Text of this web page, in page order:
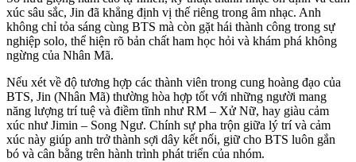
xúc sâu sắc, Jin đã khẳng định vị thế riêng trong âm nhạc. Anh
không chỉ tỏa sáng cùng BTS mà còn gặt hái thành công trong sự
nghiệp solo, thể hiện rõ bản chất ham học hỏi và khám phá không
ngừng của Nhân Mã.
Nếu xét về độ tương hợp các thành viên trong cung hoàng đạo của
BTS, Jin (Nhân Mã) thường hòa hợp tốt với những người mang
năng lượng trí tuệ và điềm tĩnh như RM – Xử Nữ, hay giàu cảm
xúc như Jimin – Song Ngư. Chính sự pha trộn giữa lý trí và cảm
xúc này giúp anh trở thành sợi dây kết nối, giữ cho BTS luôn gắn
bó và cân bằng trên hành trình phát triển của nhóm.